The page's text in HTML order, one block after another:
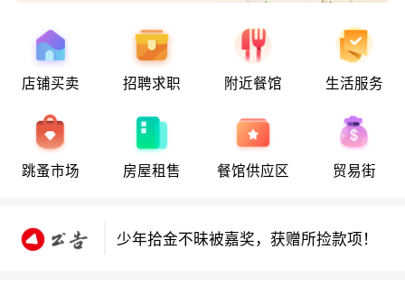
店铺买卖 招聘求职 附近餐馆 生活服务
跳蚤市场 房屋租售 餐馆供应区 贸易街
西班牙小偷在法行窃被捕！
少年拾金不昧获嘉奖，领走所捡款项！
少年拾金不昧被嘉奖，获赠所捡款项！